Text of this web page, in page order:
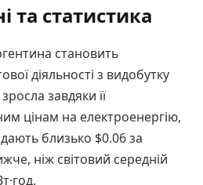
та статистика
становить
діяльності з видобутку
завдяки її
цінам на електроенергію,
близько $0.06 за
ніж світовий середній